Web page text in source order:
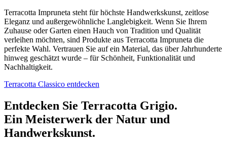
Terracotta Impruneta steht für höchste Handwerkskunst, zeitlose
Eleganz und außergewöhnliche Langlebigkeit. Wenn Sie Ihrem
Zuhause oder Garten einen Hauch von Tradition und Qualität
verleihen möchten, sind Produkte aus Terracotta Impruneta die
perfekte Wahl. Vertrauen Sie auf ein Material, das über Jahrhunderte
hinweg geschätzt wurde – für Schönheit, Funktionalität und
Nachhaltigkeit.
Terracotta Classico entdecken
Entdecken Sie Terracotta Grigio.
Ein Meisterwerk der Natur und
Handwerkskunst.